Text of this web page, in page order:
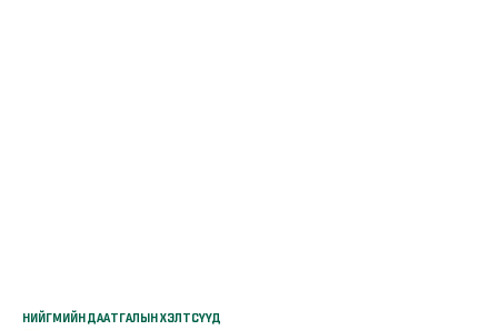
НИЙГМИЙН ДААТГАЛЫН ХЭЛТСҮҮД